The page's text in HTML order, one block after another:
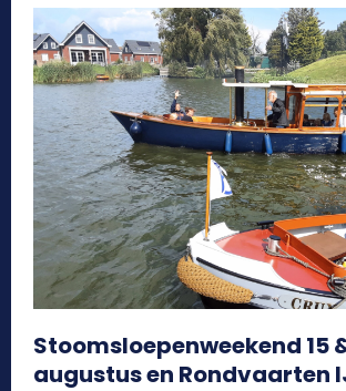
Stoomsloepenweekend 15
augustus en Rondvaarten